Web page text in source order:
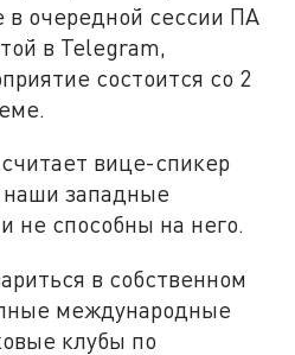
очередной сессии ПА
в Telegram,
состоится со 2
вице-спикер
западные
не способны на него.
в собственном
международные
клубы по